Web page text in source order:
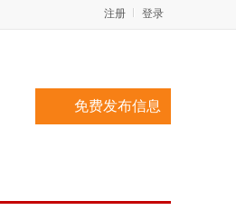
登录
注册
免费发布信息